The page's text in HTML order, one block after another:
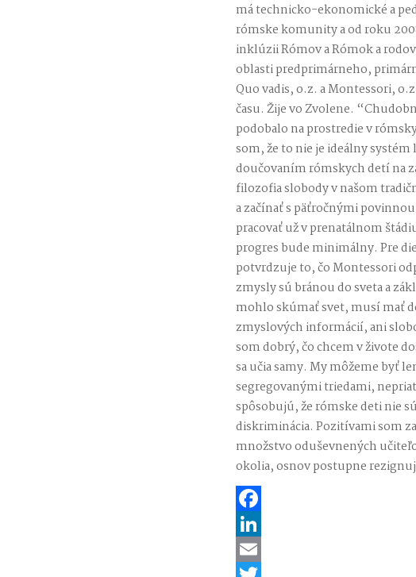
má technicko-ekonomické a
rómske komunity a od roku
inklúzii Rómov a Rómok a
oblasti predprimárneho,
Quo vadis, o.z. a Montessori,
času. Žije vo Zvolene.
podobalo na prostredie v
som, že to nie je ideálny
doučovaním rómskych detí na
filozofia slobody v našom
a začínať s päťročnými
pracovať už v prenatálnom
progres bude minimálny. Pre
potvrdzuje to, čo Montessori
zmysly sú bránou do sveta a
mohlo skúmať svet, musí mať
zmyslových informácií, ani
som dobrý, čo chcem v živote
sa učia samy. My môžeme byť
segregovanými triedami,
spôsobujú, že rómske deti nie
diskriminácia. Pozitívami som
množstvo oduševnených
okolia, osnov postupne
Facebook
LinkedIn